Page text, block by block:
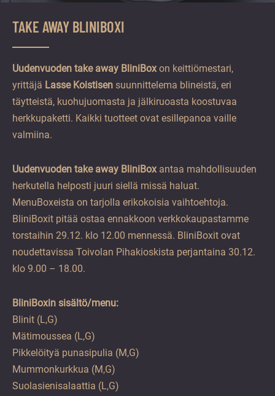
TAKE AWAY BLINIBOXI
Uudenvuoden take away BliniBoxon keittiömestari,
yrittäjä Lasse Koistisen suunnittelema blineistä, eri
täytteistä, kuohujuomasta ja jälkiruoasta koostuvaa
herkkupaketti. Kaikki tuotteet ovat esillepanoa vaille
valmiina.
Uudenvuoden take away BliniBoxantaa mahdollisuuden
herkutella helposti juuri siellä missä haluat.
MenuBoxeista on tarjolla erikokoisia vaihtoehtoja.
BliniBoxit pitää ostaa ennakkoon verkkokaupastamme
torstaihin 29.12. klo 12.00 mennessä. BliniBoxit ovat
noudettavissa Toivolan Pihakioskista perjantaina 30.12.
klo 9.00 – 18.00.
BliniBoxin sisältö/menu:
Blinit (L,G)
Mätimoussea (L,G)
Pikkelöityä punasipulia (M,G)
Mummonkurkkua (M,G)
Suolasienisalaattia (L,G)